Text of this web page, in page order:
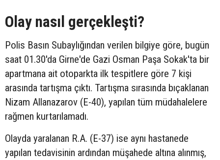
Olay nasıl gerçekleşti?
Polis Basın Subaylığından verilen bilgiye göre, bugün
saat 01.30'da Girne'de Gazi Osman Paşa Sokak'ta bir
apartmana ait otoparkta ilk tespitlere göre 7 kişi
arasında tartışma çıktı. Tartışma sırasında bıçaklanan
Nizam Allanazarov (E-40), yapılan tüm müdahalelere
rağmen kurtarılamadı.
Olayda yaralanan R.A. (E-37) ise aynı hastanede
yapılan tedavisinin ardından müşahede altına alınmış,